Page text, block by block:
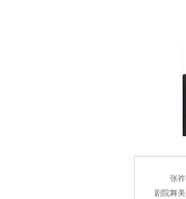
张祚强
剧院舞